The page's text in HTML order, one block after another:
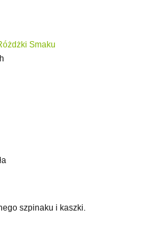
Smaku
szpinaku i kaszki.